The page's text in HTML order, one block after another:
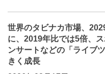
世界のタビナカ市場、
に、2019年比では5倍、
ンサートなどの「ライブ
きく成長